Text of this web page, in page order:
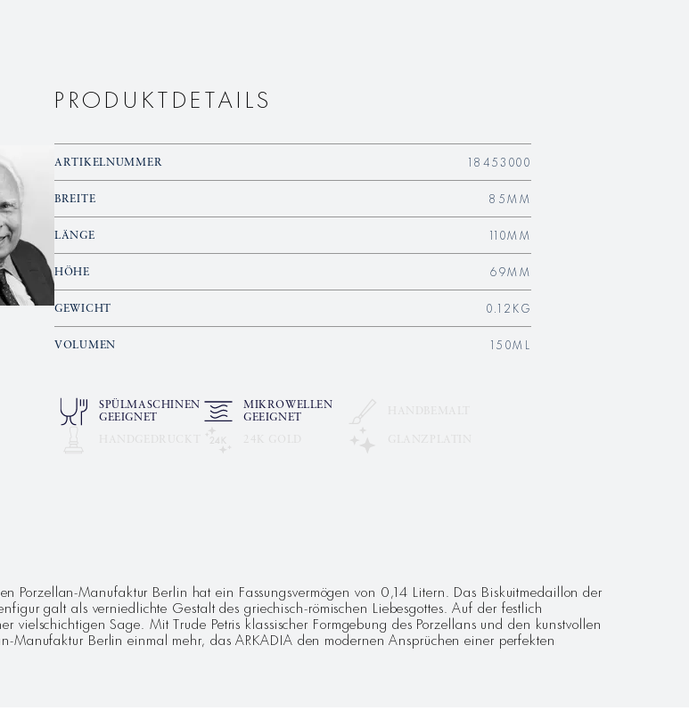
PRODUKTDETAILS
ARTIKELNUMMER 18453000
BREITE 85MM
LÄNGE 110MM
HÖHE 69MM
GEWICHT 0.12KG
VOLUMEN 150ML
SPÜLMASCHINEN
GEEIGNET
MIKROWELLEN
GEEIGNET
Porzellan-Manufaktur Berlin hat ein Fassungsvermögen von 0,14 Litern. Das Biskuitmedaillon der
galt als verniedlichte Gestalt des griechisch-römischen Liebesgottes. Auf der festlich
vielschichtigen Sage. Mit Trude Petris klassischer Formgebung des Porzellans und den kunstvollen
Manufaktur Berlin einmal mehr, das ARKADIA den modernen Ansprüchen einer perfekten